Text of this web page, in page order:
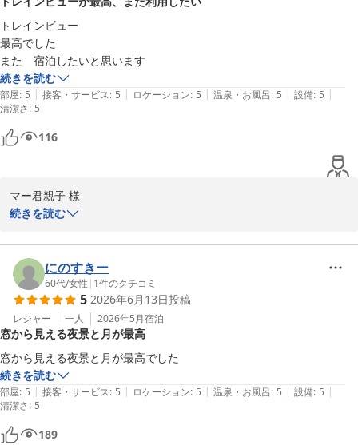
す。
ホテルメトロポリタン丸の内
2026-07-07
トレインビュー
最高でした
続きを読む
部屋: 5 | 接客・サービス: 5 | ロケーション: 5 | 温泉・お風呂: 5 | 設備: 5 |
清潔さ: 5
116
マー君親子 様
ご利用いただきましてありがとうございます。またコメントをお寄
満喫いただけたご様子を伺え大変嬉しく存じます。これからも非日
常をお楽しみいただけるようサービス向上に努めてまいります。ま
たのご来館をお待ちしております。
ホテルメトロポリタン丸の内
2026-07-07
続きを読む
にのすきー
60代/女性 | 1件のクチコミ
5 2026年6月13日投稿
レジャー 一人 2026年5月宿泊
窓から見える夜景と月が最高
窓から見える夜景と月が最高でした
続きを読む
部屋: 5 | 接客・サービス: 5 | ロケーション: 5 | 温泉・お風呂: 5 | 設備: 5 |
清潔さ: 5
189